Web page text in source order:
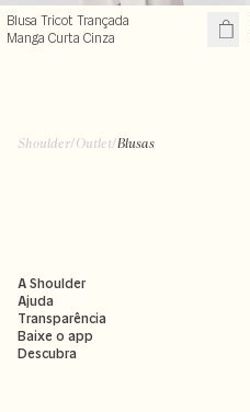
Blusa Tricot Trançada
Manga Curta Cinza
Shoulder/Outlet/Blusas
A Shoulder
Ajuda
Transparência
Baixe o app
Descubra